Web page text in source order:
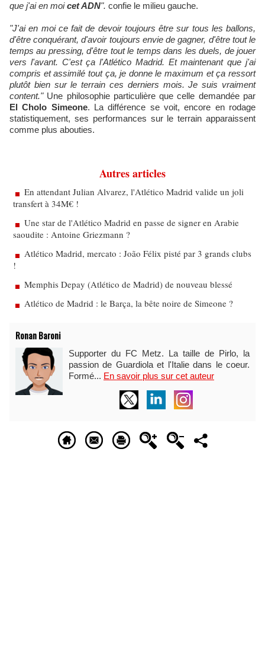
que j'ai en moicet ADN". confie le milieu gauche.
"J'ai en moi ce fait de devoir toujours être sur tous les ballons,
d'être conquérant, d'avoir toujours envie de gagner, d'être tout le
temps au pressing, d'être tout le temps dans les duels, de jouer
vers l'avant. C'est ça l'Atlético Madrid. Et maintenant que j'ai
compris et assimilé tout ça, je donne le maximum et ça ressort
plutôt bien sur le terrain ces derniers mois. Je suis vraiment
content." Une philosophie particulière que celle demandée par
El Cholo Simeone. La différence se voit, encore en rodage
statistiquement, ses performances sur le terrain apparaissent
comme plus abouties.
Autres articles
En attendant Julian Alvarez, l'Atlético Madrid valide un joli
transfert à 34M€ !
Une star de l'Atlético Madrid en passe de signer en Arabie
saoudite : Antoine Griezmann ?
Atlético Madrid, mercato : João Félix pisté par 3 grands clubs
!
Memphis Depay (Atlético de Madrid) de nouveau blessé
Atlético de Madrid : le Barça, la bête noire de Simeone ?
Ronan Baroni
Supporter du FC Metz. La taille de Pirlo, la
passion de Guardiola et l'Italie dans le coeur.
Formé... En savoir plus sur cet auteur